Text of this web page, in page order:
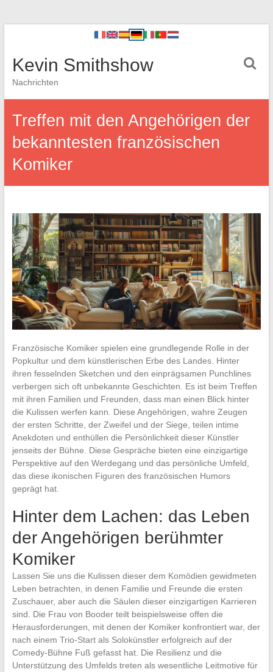
Kevin Smithshow
Nachrichten
Treffen mit den Angehörigen der
bekanntesten französischen
Komiker
Französische Komiker spielen eine grundlegende Rolle in der
Popkultur und dem künstlerischen Erbe des Landes. Hinter
ihren fesselnden Sketchen und den einprägsamen Punchlines
verbergen sich oft unbekannte Geschichten. Es ist beim Treffen
mit ihren Familien und Freunden, dass man einen Blick hinter
die Kulissen werfen kann. Diese Angehörigen, wahre Zeugen
der ersten Schritte, der Zweifel und der Siege, teilen intime
Anekdoten und enthüllen die Persönlichkeit dieser Künstler
jenseits der Bühne. Diese Gespräche bieten eine einzigartige
Perspektive auf den Werdegang und das persönliche Umfeld,
das diese ikonischen Figuren des französischen Humors
geprägt hat.
Hinter dem Lachen: das Leben
der Angehörigen berühmter
Komiker
Lassen Sie uns die Kulissen dieser dem Komödien gewidmeten
Leben betrachten, in denen Familie und Freunde die ersten
Zuschauer, aber auch die Säulen dieser einzigartigen Karrieren
sind. Die Frau von Booder teilt beispielsweise offen die
Herausforderungen, mit denen der Komiker konfrontiert war, der
nach einem Trio-Start als Solokünstler erfolgreich auf der
Comedy-Bühne Fuß gefasst hat. Die Resilienz und die
Unterstützung des Umfelds treten als wesentliche Leitmotive für